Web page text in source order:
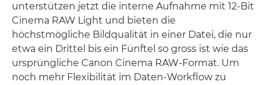
unterstützen jetzt die interne Aufnahme mit 12-Bit
Cinema RAW Light und bieten die
höchstmögliche Bildqualität in einer Datei, die nur
etwa ein Drittel bis ein Fünftel so gross ist wie das
ursprüngliche Canon Cinema RAW-Format. Um
noch mehr Flexibilität im Daten-Workflow zu